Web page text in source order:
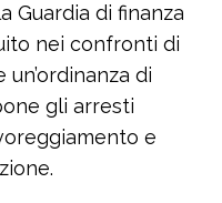
Guardia di finanza
nei confronti di
di
gli arresti
e